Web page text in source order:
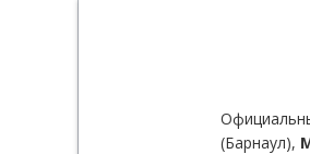
(Барнаул),